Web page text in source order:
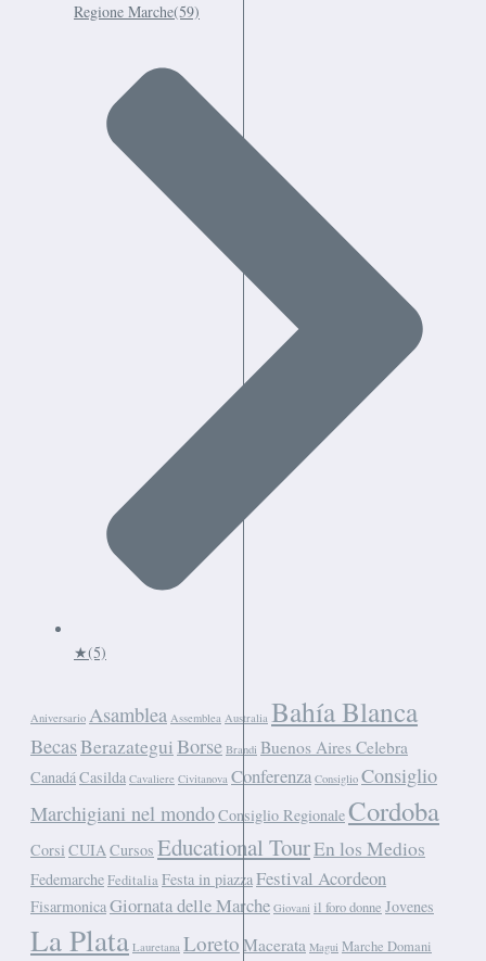
Regione Marche(59)
★(5)
Aniversario Asamblea Assemblea Australia Bahía Blanca
BecasBerazategui Borse Brandi Buenos Aires Celebra
CanadáCasilda Cavaliere Civitanova Conferenza Consiglio Consiglio
Marchigiani nel mondoConsiglio RegionaleCordoba
Corsi CUIA Cursos Educational TourEn los Medios
FedemarcheFeditaliaFesta in piazzaFestival Acordeon
FisarmonicaGiornata delle Marche Giovani il foro donne Jovenes
La Plata Lauretana Loreto Macerata Magui Marche Domani